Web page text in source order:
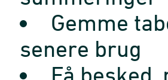
Gemme
senere brug
Få